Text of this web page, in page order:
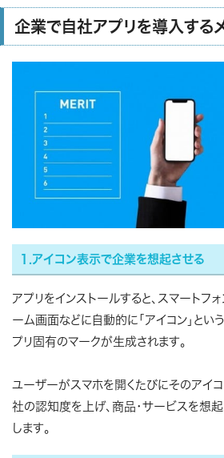
企業で自社アプリを導入する
1.アイコン表示で企業を想起させる
アプリをインストールすると、スマートフ
ーム画面などに自動的に「アイコン」とい
プリ固有のマークが生成されます。
ユーザーがスマホを開くたびにそのアイ
社の認知度を上げ、商品・サービスを想
します。